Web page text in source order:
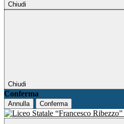
Chiudi
Chiudi
Conferma
Annulla Conferma